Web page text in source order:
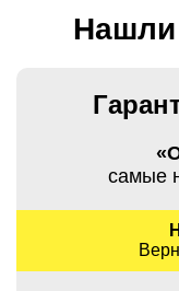
Нашли
самые